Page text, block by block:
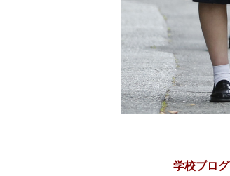
学校ブログ